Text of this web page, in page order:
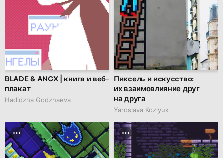
BLADE & ANGX | книга и веб-
плакат
Hadidzha Godzhaeva
Пиксель и искусство:
их взаимовлияние друг
на друга
Yaroslava Kozlyuk